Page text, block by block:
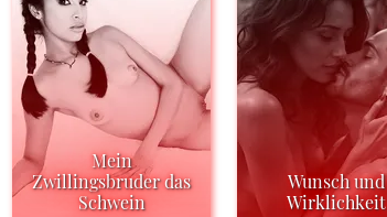
Mein
Zwillingsbruder das
Schwein
Wunsch und
Wirklichkeit